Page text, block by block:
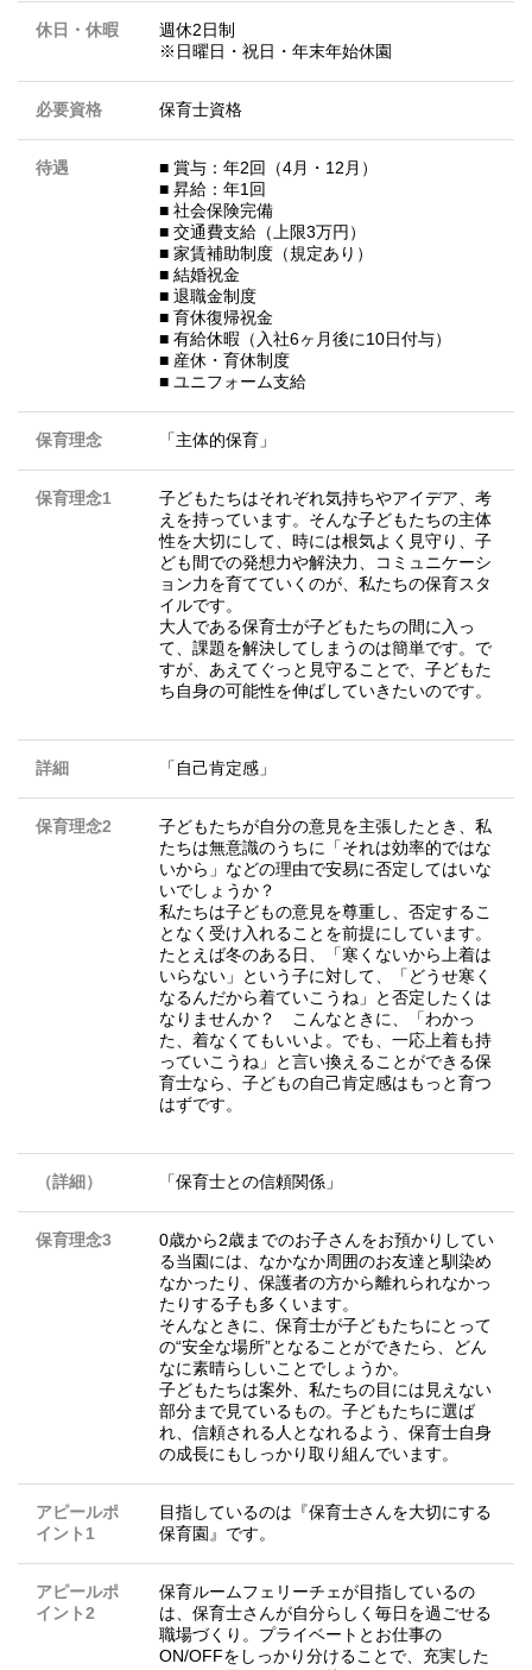
休日・休暇
週休2日制
※日曜日・祝日・年末年始休園
必要資格 保育士資格
待遇
■ 賞与：年2回（4月・12月）
■ 昇給：年1回
■ 社会保険完備
■ 交通費支給（上限3万円）
■ 家賃補助制度（規定あり）
■ 結婚祝金
■ 退職金制度
■ 育休復帰祝金
■ 有給休暇（入社6ヶ月後に10日付与）
■ 産休・育休制度
■ ユニフォーム支給
保育理念 「主体的保育」
保育理念1
子どもたちはそれぞれ気持ちやアイデア、考
えを持っています。そんな子どもたちの主体
性を大切にして、時には根気よく見守り、子
ども間での発想力や解決力、コミュニケーシ
ョン力を育てていくのが、私たちの保育スタ
イルです。
大人である保育士が子どもたちの間に入っ
て、課題を解決してしまうのは簡単です。で
すが、あえてぐっと見守ることで、子どもた
ち自身の可能性を伸ばしていきたいのです。
詳細 「自己肯定感」
保育理念2
子どもたちが自分の意見を主張したとき、私
たちは無意識のうちに「それは効率的ではな
いから」などの理由で安易に否定してはいな
いでしょうか？
私たちは子どもの意見を尊重し、否定するこ
となく受け入れることを前提にしています。
たとえば冬のある日、「寒くないから上着は
いらない」という子に対して、「どうせ寒く
なるんだから着ていこうね」と否定したくは
なりませんか？ こんなときに、「わかっ
た、着なくてもいいよ。でも、一応上着も持
っていこうね」と言い換えることができる保
育士なら、子どもの自己肯定感はもっと育つ
はずです。
（詳細） 「保育士との信頼関係」
保育理念3
0歳から2歳までのお子さんをお預かりしてい
る当園には、なかなか周囲のお友達と馴染め
なかったり、保護者の方から離れられなかっ
たりする子も多くいます。
そんなときに、保育士が子どもたちにとって
の“安全な場所”となることができたら、どん
なに素晴らしいことでしょうか。
子どもたちは案外、私たちの目には見えない
部分まで見ているもの。子どもたちに選ば
れ、信頼される人となれるよう、保育士自身
の成長にもしっかり取り組んでいます。
アピールポ
イント1
目指しているのは『保育士さんを大切にする
保育園』です。
アピールポ
イント2
保育ルームフェリーチェが目指しているの
は、保育士さんが自分らしく毎日を過ごせる
職場づくり。プライベートとお仕事の
ON/OFFをしっかり分けることで、充実した